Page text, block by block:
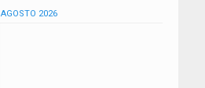
AGOSTO 2026